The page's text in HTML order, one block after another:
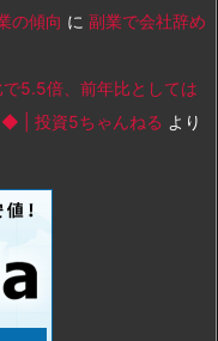
の傾向 に 副業で会社辞め
で5.5倍、前年比としては
投資5ちゃんねる より